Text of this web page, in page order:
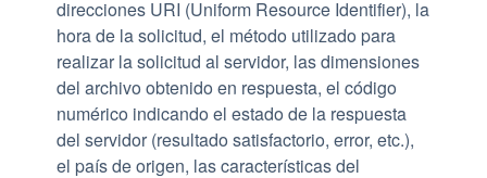
direcciones URI (Uniform Resource Identifier), la
hora de la solicitud, el método utilizado para
realizar la solicitud al servidor, las dimensiones
del archivo obtenido en respuesta, el código
numérico indicando el estado de la respuesta
del servidor (resultado satisfactorio, error, etc.),
el país de origen, las características del